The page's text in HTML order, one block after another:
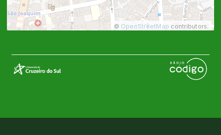
© OpenStreetMap contributors.